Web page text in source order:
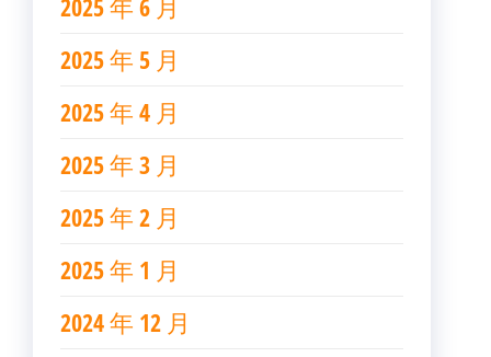
2025 年 6 月
2025 年 5 月
2025 年 4 月
2025 年 3 月
2025 年 2 月
2025 年 1 月
2024 年 12 月